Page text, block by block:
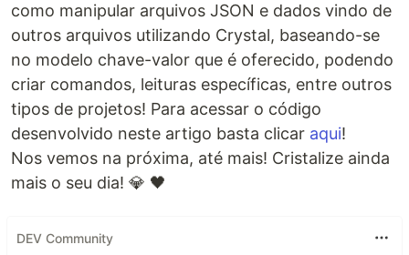
como manipular arquivos JSON e dados vindo de
outros arquivos utilizando Crystal, baseando-se
no modelo chave-valor que é oferecido, podendo
criar comandos, leituras específicas, entre outros
tipos de projetos! Para acessar o código
desenvolvido neste artigo basta clicar aqui!
Nos vemos na próxima, até mais! Cristalize ainda
mais o seu dia! 💎 🖤
DEV Community